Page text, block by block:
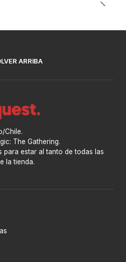
ARRIBA
Chile.
The Gathering.
para estar al tanto de todas las
la tienda.